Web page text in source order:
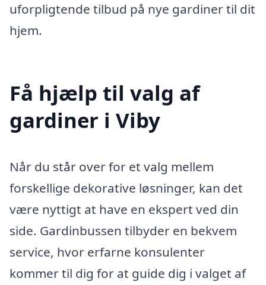
uforpligtende tilbud på nye gardiner til dit
hjem.
Få hjælp til valg af
gardiner i Viby
Når du står over for et valg mellem
forskellige dekorative løsninger, kan det
være nyttigt at have en ekspert ved din
side. Gardinbussen tilbyder en bekvem
service, hvor erfarne konsulenter
kommer til dig for at guide dig i valget af